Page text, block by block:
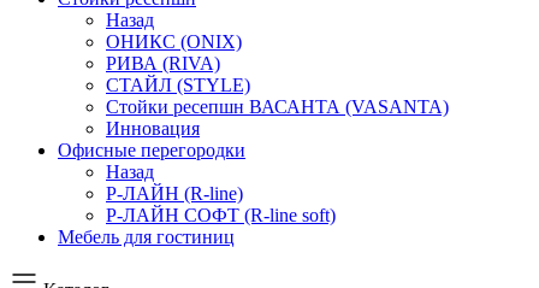
Назад
ОНИКС (ONIX)
РИВА (RIVA)
СТАЙЛ (STYLE)
Стойки ресепшн ВАСАНТА (VASANTA)
Инновация
Офисные перегородки
Назад
Р-ЛАЙН (R-line)
Р-ЛАЙН СОФТ (R-line soft)
Мебель для гостиниц